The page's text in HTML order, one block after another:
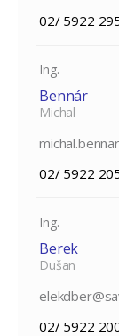
02/ 5922
Ing.
Bennár
Michal
02/ 5922
Ing.
Berek
Dušan
02/ 5922